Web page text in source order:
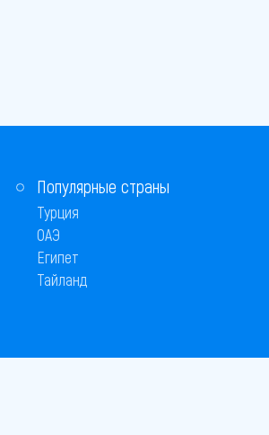
Популярные страны
Турция
ОАЭ
Египет
Тайланд